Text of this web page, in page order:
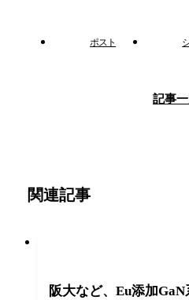
ポスト
記事
関連記事
阪大など、Eu添加